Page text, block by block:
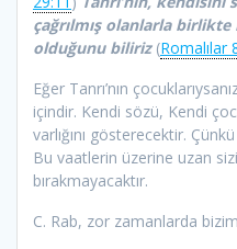
çağrılmış olanlarla
olduğunu biliriz(Romalılar
Eğer Tanrı’nın
içindir. Kendi sözü, Kendi
varlığını gösterecektir.
Bu vaatlerin üzerine uzan
bırakmayacaktır.
C. Rab, zor zamanlarda